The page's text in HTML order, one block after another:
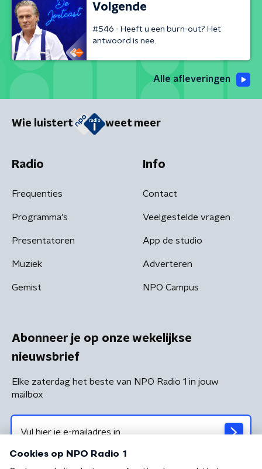
Volgende
#546 - Heeft u een burn-out? Het
antwoord is nee.
Alle afleveringen
Wie luistert weet meer
Radio
Frequenties
Programma's
Presentatoren
Muziek
Gemist
Info
Contact
Veelgestelde vragen
App de studio
Adverteren
NPO Campus
Abonneer je op onze wekelijkse
nieuwsbrief
Elke zaterdag het beste van NPO Radio 1 in jouw
mailbox